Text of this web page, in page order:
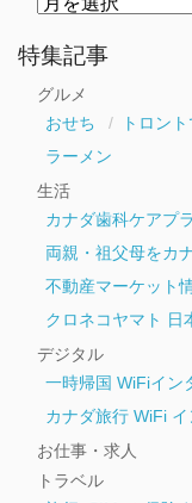
ー
カ
特集記事
グルメ
おせち
トロン
ラーメン
生活
カナダ歯科ケアプ
両親・祖父母をカ
不動産マーケット
クロネコヤマト 日
デジタル
一時帰国 WiFiイン
カナダ旅行 WiFi イ
お仕事・求人
トラベル